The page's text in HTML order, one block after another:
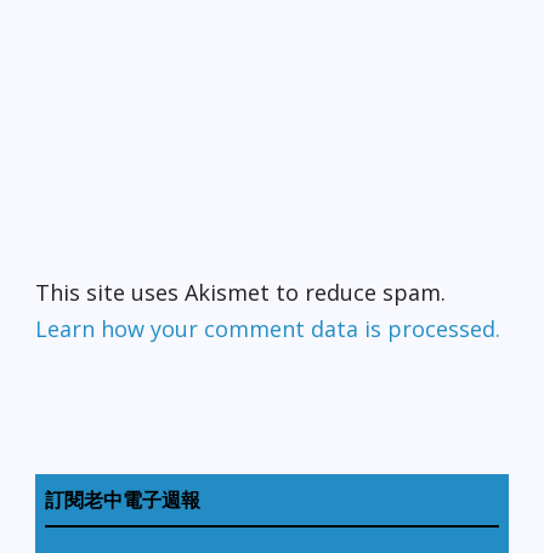
This site uses Akismet to reduce spam.
Learn how your comment data is processed.
訂閱老中電子週報